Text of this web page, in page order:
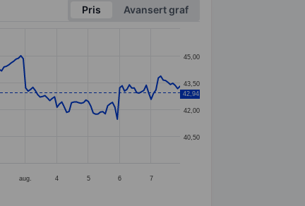
Pris
Avansert graf
aug. 4 5 6 7
40,50
42,00
43,50
45,00
42,94